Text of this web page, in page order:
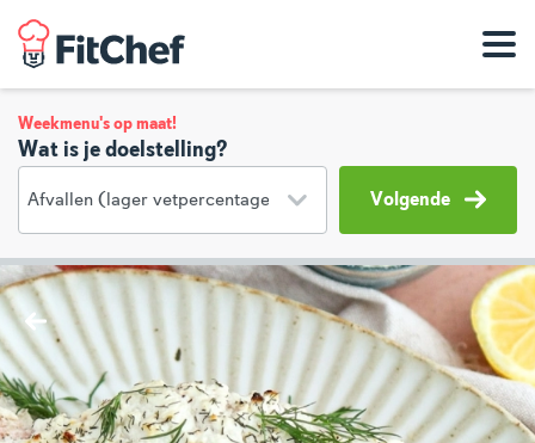
Weekmenu's op maat!
Wat is je doelstelling?
Volgende